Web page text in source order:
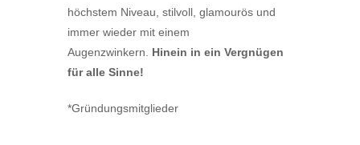
höchstem Niveau, stilvoll, glamourös und
immer wieder mit einem
Augenzwinkern. Hinein in ein Vergnügen
für alle Sinne!
*Gründungsmitglieder